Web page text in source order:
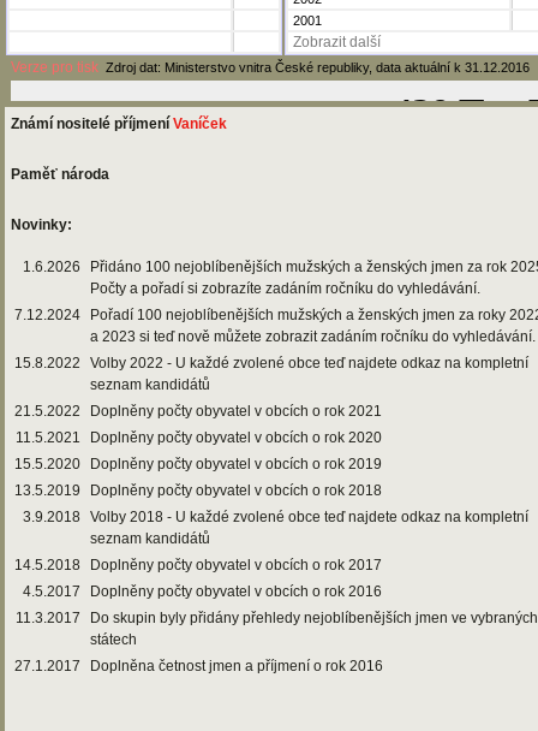
2001
Zobrazit další
Verze pro tisk Zdroj dat: Ministerstvo vnitra České republiky, data aktuální k 31.12.2016
Známí nositelé příjmení Vaníček
Paměť národa
Novinky:
1.6.2026
Přidáno 100 nejoblíbenějších mužských a ženských jmen za rok
Počty a pořadí si zobrazíte zadáním ročníku do vyhledávání.
7.12.2024
Pořadí 100 nejoblíbenějších mužských a ženských jmen za roky
a 2023 si teď nově můžete zobrazit zadáním ročníku do vyhledávání.
15.8.2022
Volby 2022 - U každé zvolené obce teď najdete odkaz na kompletní
seznam kandidátů
21.5.2022
Doplněny počty obyvatel v obcích o rok 2021
11.5.2021
Doplněny počty obyvatel v obcích o rok 2020
15.5.2020
Doplněny počty obyvatel v obcích o rok 2019
13.5.2019
Doplněny počty obyvatel v obcích o rok 2018
3.9.2018 Volby 2018 - U každé zvolené obce teď najdete odkaz na kompletní
seznam kandidátů
14.5.2018
Doplněny počty obyvatel v obcích o rok 2017
4.5.2017
Doplněny počty obyvatel v obcích o rok 2016
11.3.2017
Do skupin byly přidány přehledy nejoblíbenějších jmen ve vybraných
státech
27.1.2017
Doplněna četnost jmen a příjmení o rok 2016